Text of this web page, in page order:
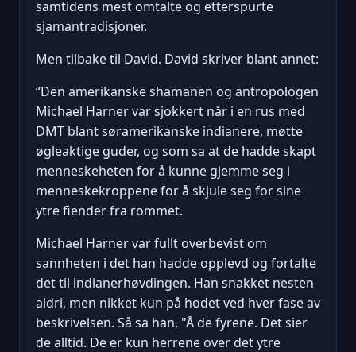
samtidens mest omtalte og etterspurte
sjamantradisjoner.
Men tilbake til David. David skriver blant annet:
“Den amerikanske shamanen og antropologen
Michael Harner var sjokkert når i en rus med
DMT blant søramerikanske indianere, møtte
øgleaktige guder, og som sa at de hadde skapt
menneskeheten for å kunne gjemme seg i
menneskekroppene for å skjule seg for sine
ytre fiender fra rommet.
Michael Harner var fullt overbevist om
sannheten i det han hadde opplevd og fortalte
det til indianerhøvdingen. Han snakket nesten
aldri, men nikket kun på hodet ved hver fase av
beskrivelsen. Så sa han, "Å de fyrene. Det sier
de alltid. De er kun herrene over det ytre